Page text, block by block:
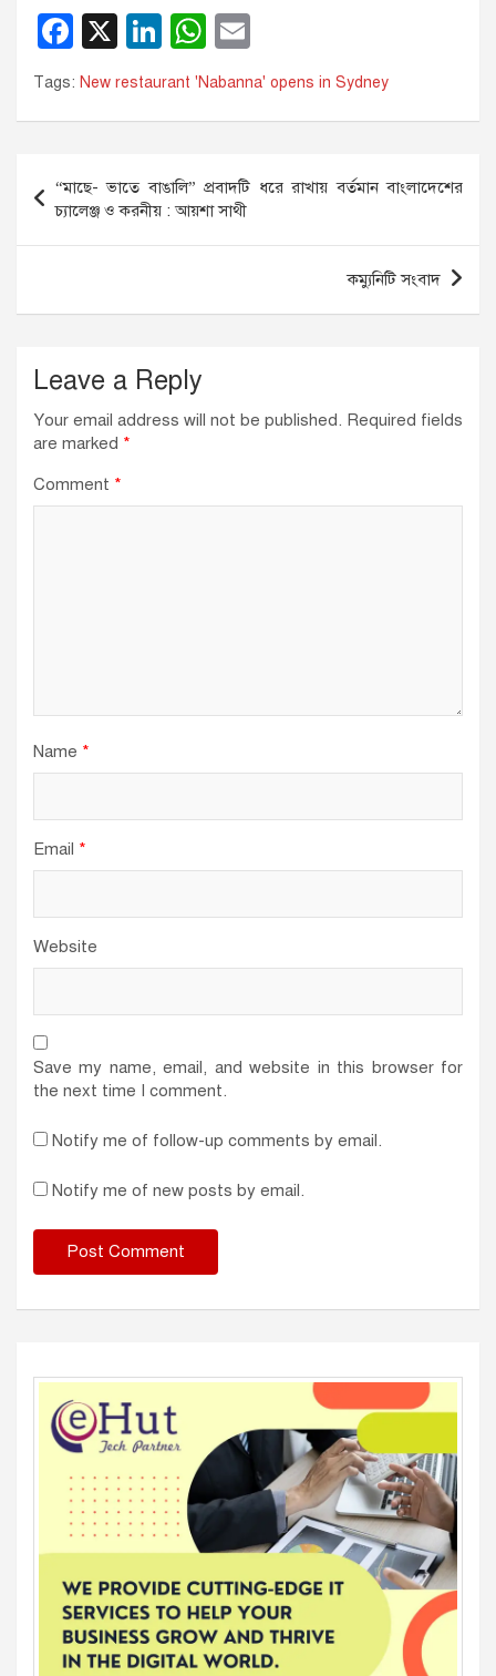
F
a
c
e
b
o
o
X
Li
k
e
dI
n
W
h
at
s
A
p
p
m
ail
Tags: New restaurant 'Nabanna' opens in Sydney
navigation
“মাছে- ভাতে বাঙালি” প্রবাদটি ধরে রাখায় বর্তমান বাংলাদেশের
চ্যালেঞ্জ ও করনীয় : আয়শা সাথী
কম্যুনিটি সংবাদ
Leave a Reply
Your email address will not be published. Required fields
are marked *
Comment *
Name *
Email *
Website
Save my name, email, and website in this browser for
the next time I comment.
Notify me of follow-up comments by email.
Notify me of new posts by email.